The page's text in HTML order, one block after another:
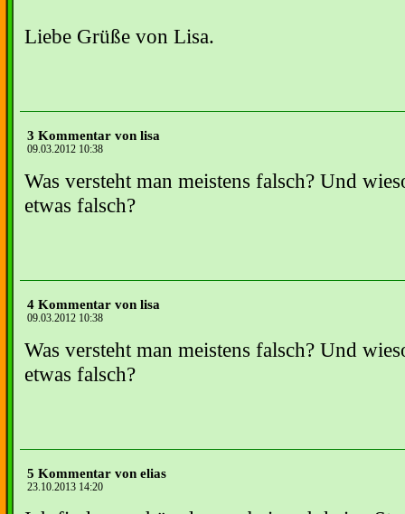
Liebe Grüße von Lisa.
3 Kommentar von lisa
09.03.2012 10:38
Was versteht man meistens falsch? Und
etwas falsch?
4 Kommentar von lisa
09.03.2012 10:38
Was versteht man meistens falsch? Und
etwas falsch?
5 Kommentar von elias
23.10.2013 14:20